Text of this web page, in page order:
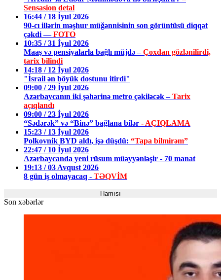
Sensasion detal
16:44 / 18 İyul 2026
90-cı illərin məşhur müğənnisinin son görüntüsü diqqət
çəkdi —FOTO
10:35 / 31 İyul 2026
Maaş və pensiyalarla bağlı müjdə –Çoxdan gözlənilirdi,
tarix bilindi
14:18 / 12 İyul 2026
"İsrail ən böyük dostunu itirdi"
09:00 / 29 İyul 2026
Azərbaycanın iki şəhərinə metro çəkiləcək –Tarix
açıqlandı
09:00 / 23 İyul 2026
“Sədərək” və “Binə” bağlana bilər - AÇIQLAMA
15:23 / 13 İyul 2026
Polkovnik BYD aldı, işə düşdü: “Tapa bilmirəm”
22:47 / 10 İyul 2026
Azərbaycanda yeni rüsum müəyyənləşir - 70 manat
19:13 / 03 Avqust 2026
8 gün iş olmayacaq - TƏQVİM
Hamısı
Son xəbərlər